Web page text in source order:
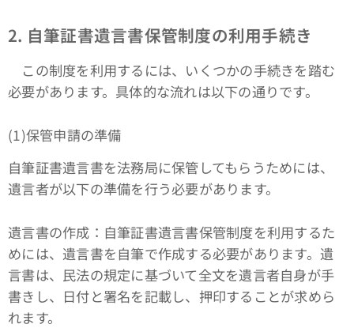
2. 自筆証書遺言書保管制度の利用手続き
この制度を利用するには、いくつかの手続きを踏む
必要があります。具体的な流れは以下の通りです。
(1)保管申請の準備
自筆証書遺言書を法務局に保管してもらうためには、
遺言者が以下の準備を行う必要があります。
遺言書の作成：自筆証書遺言書保管制度を利用するた
めには、遺言書を自筆で作成する必要があります。遺
言書は、民法の規定に基づいて全文を遺言者自身が手
書きし、日付と署名を記載し、押印することが求めら
れます。